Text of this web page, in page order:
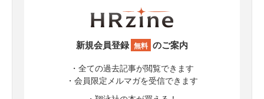
新規会員登録 無料 のご案内
・全ての過去記事が閲覧できます
・会員限定メルマガを受信できます